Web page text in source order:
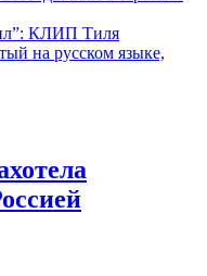
КЛИП Тиля
на русском языке,